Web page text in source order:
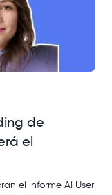
de
el
el informe AI User